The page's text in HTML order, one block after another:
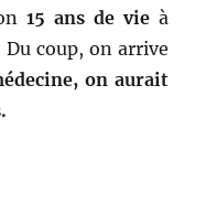
15 ans de vieà
coup, on arrive
on aurait